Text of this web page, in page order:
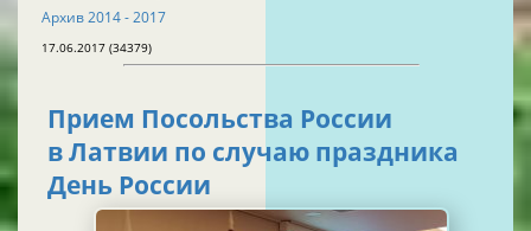
Архив 2014 - 2017
17.06.2017 (34379)
Прием Посольства России
в Латвии по случаю праздника
День России